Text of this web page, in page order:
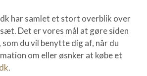
har samlet et stort overblik over
Det er vores mål at gøre siden
du vil benytte dig af, når du
om eller øsnker at købe et
.